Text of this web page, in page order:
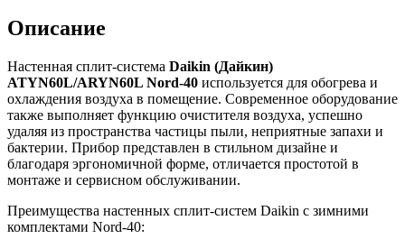
Описание
Настенная сплит-система Daikin (Дайкин)
ATYN60L/ARYN60L Nord-40 используется для обогрева и
охлаждения воздуха в помещение. Современное оборудование
также выполняет функцию очистителя воздуха, успешно
удаляя из пространства частицы пыли, неприятные запахи и
бактерии. Прибор представлен в стильном дизайне и
благодаря эргономичной форме, отличается простотой в
монтаже и сервисном обслуживании.
Преимущества настенных сплит-систем Daikin с зимними
комплектами Nord-40: